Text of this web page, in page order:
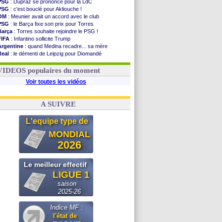
: Dupraz se prononce pour la LdC
: c'est bouclé pour Akliouche !
: Meunier avait un accord avec le club
: le Barça fixe son prix pour Torres
: Torres souhaite rejoindre le PSG !
: Infantino sollicite Trump
: quand Medina recadre... sa mère
: le démenti de Leipzig pour Diomandé
: le conseiller d'Infantino démissionne !
populaires du moment
Voir toutes les vidéos
A SUIVRE
L'equipe type de
MONDIAL
2026
Le meilleur effectif
LIGUE 1
saison
2025-26
Indice MF :
l'état de